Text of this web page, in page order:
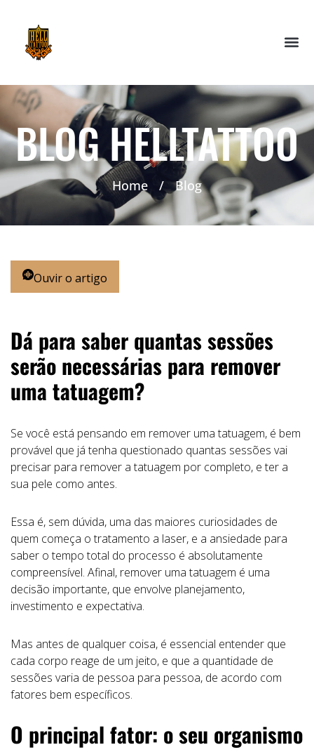
BLOG HELLTATTOO
Home / Blog
Ouvir o artigo
Dá para saber quantas sessões
serão necessárias para remover
uma tatuagem?
Se você está pensando em remover uma tatuagem, é bem
provável que já tenha questionado quantas sessões vai
precisar para remover a tatuagem por completo, e ter a
sua pele como antes.
Essa é, sem dúvida, uma das maiores curiosidades de
quem começa o tratamento a laser, e a ansiedade para
saber o tempo total do processo é absolutamente
compreensível. Afinal, remover uma tatuagem é uma
decisão importante, que envolve planejamento,
investimento e expectativa.
Mas antes de qualquer coisa, é essencial entender que
cada corpo reage de um jeito, e que a quantidade de
sessões varia de pessoa para pessoa, de acordo com
fatores bem específicos.
O principal fator: o seu organismo